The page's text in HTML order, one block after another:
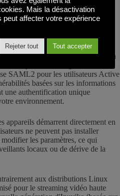
VDI, un appareil perdu ou volé
des données.
membre de l'écosystème Inuvika,
cryptées et un système
élimine la nécessité de recourir à
prend en charge
SAML2 pour les utilisateurs Active
basées sur les informations
une authentification unique
environnement.
appareils démarrent directement en
ne peuvent pas installer
les paramètres, ce qui
locaux ou de dérive de la
aux distributions Linux
pour le streaming vidéo haute
Mais la désactivation
affecter votre expérience
Rejeter tout Tout accepter